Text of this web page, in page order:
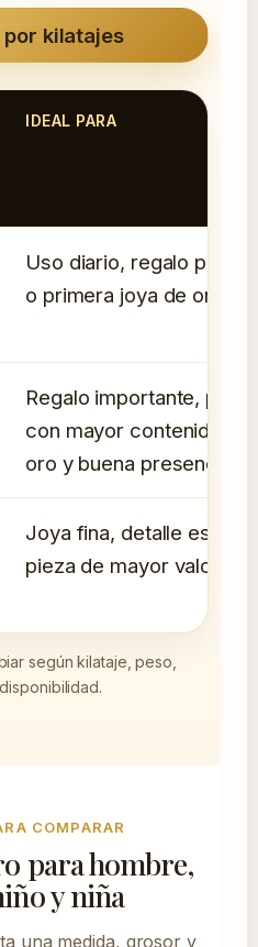
kilatajes
IDEAL PARA
Uso diario, regalo
o primera joya de oro.
Regalo importante, pieza
con mayor contenido de
oro y buena presencia.
Joya fina, detalle
pieza de mayor valor.
según kilataje, peso,
COMPARAR
para hombre,
y niña
una medida, grosor y